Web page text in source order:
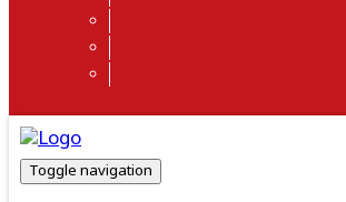
Toggle navigation